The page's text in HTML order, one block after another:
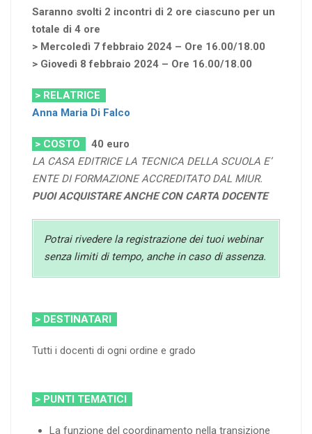
Saranno svolti 2 incontri di 2 ore ciascuno per un
totale di 4 ore
> Mercoledì 7 febbraio 2024 – Ore 16.00/18.00
> Giovedì 8 febbraio 2024 – Ore 16.00/18.00
> RELATRICE
Anna Maria Di Falco
> COSTO
40 euro
LA CASA EDITRICE LA TECNICA DELLA SCUOLA E’
ENTE DI FORMAZIONE ACCREDITATO DAL MIUR.
PUOI ACQUISTARE ANCHE CON CARTA DOCENTE
Potrai rivedere la registrazione dei tuoi webinar
senza limiti di tempo, anche in caso di assenza.
> DESTINATARI
Tutti i docenti di ogni ordine e grado
> PUNTI TEMATICI
La funzione del coordinamento nella transizione